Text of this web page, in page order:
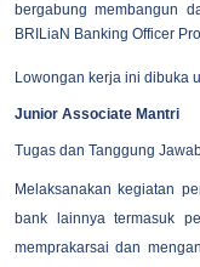
bergabung membangun
BRILiaN Banking Officer
Lowongan kerja ini dibuka
Junior Associate Mantri
Tugas dan Tanggung
Melaksanakan kegiatan
bank lainnya termasuk
memprakarsai dan